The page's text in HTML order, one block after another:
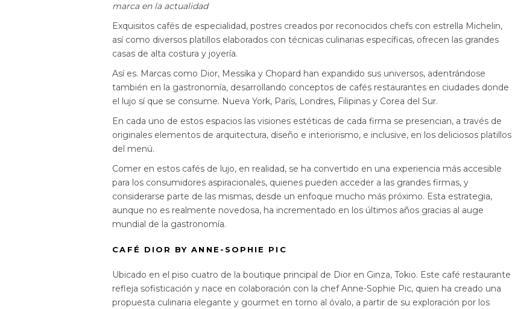
marca en la actualidad
Exquisitos cafés de especialidad, postres creados por reconocidos chefs con estrella Michelin,
así como diversos platillos elaborados con técnicas culinarias específicas, ofrecen las grandes
casas de alta costura y joyería.
Así es. Marcas como Dior, Messika y Chopard han expandido sus universos, adentrándose
también en la gastronomía, desarrollando conceptos de cafés restaurantes en ciudades donde
el lujo sí que se consume. Nueva York, París, Londres, Filipinas y Corea del Sur.
En cada uno de estos espacios las visiones estéticas de cada firma se presencian, a través de
originales elementos de arquitectura, diseño e interiorismo, e inclusive, en los deliciosos platillos
del menú.
Comer en estos cafés de lujo, en realidad, se ha convertido en una experiencia más accesible
para los consumidores aspiracionales, quienes pueden acceder a las grandes firmas, y
considerarse parte de las mismas, desde un enfoque mucho más próximo. Esta estrategia,
aunque no es realmente novedosa, ha incrementado en los últimos años gracias al auge
mundial de la gastronomía.
CAFÉ DIOR BY ANNE-SOPHIE PIC
Ubicado en el piso cuatro de la boutique principal de Dior en Ginza, Tokio. Este café restaurante
refleja sofisticación y nace en colaboración con la chef Anne-Sophie Pic, quien ha creado una
propuesta culinaria elegante y gourmet en torno al óvalo, a partir de su exploración por los